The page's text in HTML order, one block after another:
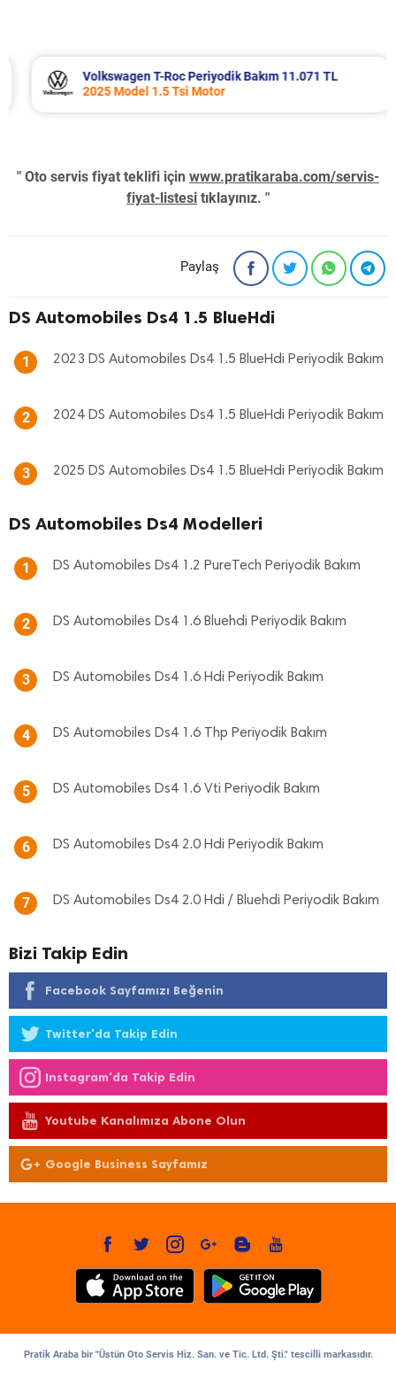
Volkswagen T-Roc Periyodik Bakım 11.071 TL
2025 Model 1.5 Tsi Motor
" Oto servis fiyat teklifi için www.pratikaraba.com/servis-
fiyat-listesi tıklayınız. "
Paylaş
DS Automobiles Ds4 1.5 BlueHdi
1 2023 DS Automobiles Ds4 1.5 BlueHdi Periyodik Bakım
2 2024 DS Automobiles Ds4 1.5 BlueHdi Periyodik Bakım
3 2025 DS Automobiles Ds4 1.5 BlueHdi Periyodik Bakım
DS Automobiles Ds4 Modelleri
1 DS Automobiles Ds4 1.2 PureTech Periyodik Bakım
2 DS Automobiles Ds4 1.6 Bluehdi Periyodik Bakım
3 DS Automobiles Ds4 1.6 Hdi Periyodik Bakım
4 DS Automobiles Ds4 1.6 Thp Periyodik Bakım
5 DS Automobiles Ds4 1.6 Vti Periyodik Bakım
6 DS Automobiles Ds4 2.0 Hdi Periyodik Bakım
7 DS Automobiles Ds4 2.0 Hdi / Bluehdi Periyodik Bakım
Bizi Takip Edin
Facebook Sayfamızı Beğenin
Twitter'da Takip Edin
Instagram'da Takip Edin
Youtube Kanalımıza Abone Olun
Google Business Sayfamız
Pratik Araba bir "Üstün Oto Servis Hiz. San. ve Tic. Ltd. Şti." tescilli markasıdır.